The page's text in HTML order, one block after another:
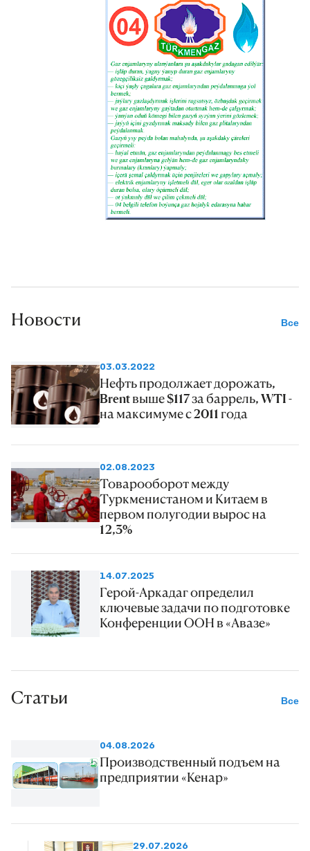
Новости Все
03.03.2022
Нефть продолжает дорожать,
Brent выше $117 за баррель, WTI -
на максимуме с 2011 года
02.08.2023
Товарооборот между
Туркменистаном и Китаем в
первом полугодии вырос на
12,3%
14.07.2025
Герой-Аркадаг определил
ключевые задачи по подготовке
Конференции ООН в «Авазе»
Статьи Все
04.08.2026
Производственный подъем на
предприятии «Кенар»
29.07.2026